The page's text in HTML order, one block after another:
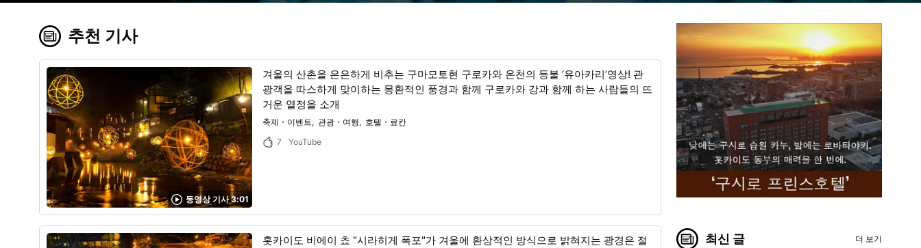
추천 기사
동영상 기사 3:01
겨울의 산촌을 은은하게 비추는 구마모토현 구로카와 온천의 등불 ‘유아카리’영상! 관
광객을 따스하게 맞이하는 몽환적인 풍경과 함께 구로카와 강과 함께 하는 사람들의 뜨
거운 열정을 소개
축제・이벤트 관광・여행
호텔・료칸
7
YouTube
홋카이도 비에이 쵸 "시라히게 폭포"가 겨울에 환상적인 방식으로 밝혀지는 광경은 절
최신 글 더 보기